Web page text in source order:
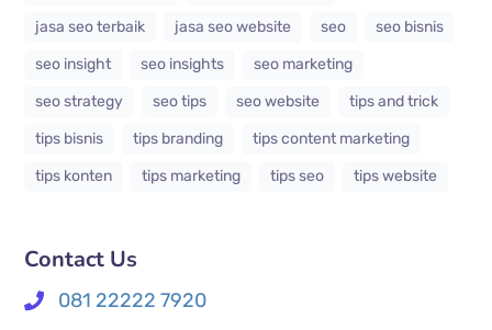
jasa seo terbaik
jasa seo website seo
seo bisnis
seo insight
seo insights
seo marketing
seo strategy
seo tips seo website
tips and trick
tips bisnis
tips branding
tips content marketing
tips konten
tips marketing tips seo tips website
Contact Us
081 22222 7920